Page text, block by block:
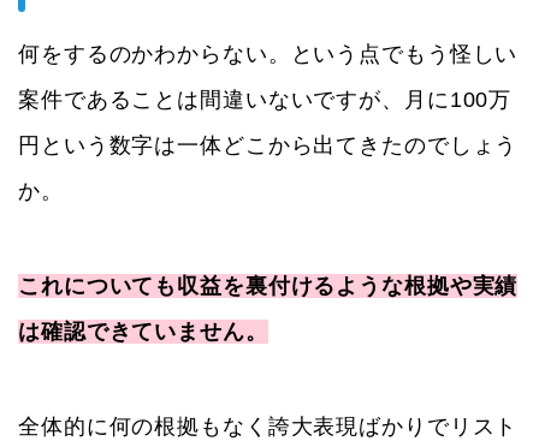
何をするのかわからない。という点でもう怪しい
案件であることは間違いないですが、月に100万
円という数字は一体どこから出てきたのでしょう
か。
これについても収益を裏付けるような根拠や実績
は確認できていません。
全体的に何の根拠もなく誇大表現ばかりでリスト